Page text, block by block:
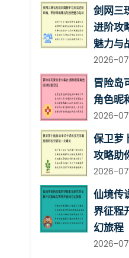
剑网三
进阶攻
魅力与
2026-
冒险岛
角色昵
2026-
保卫萝
攻略助
2026-
仙境传
界征程
幻旅程
2026-